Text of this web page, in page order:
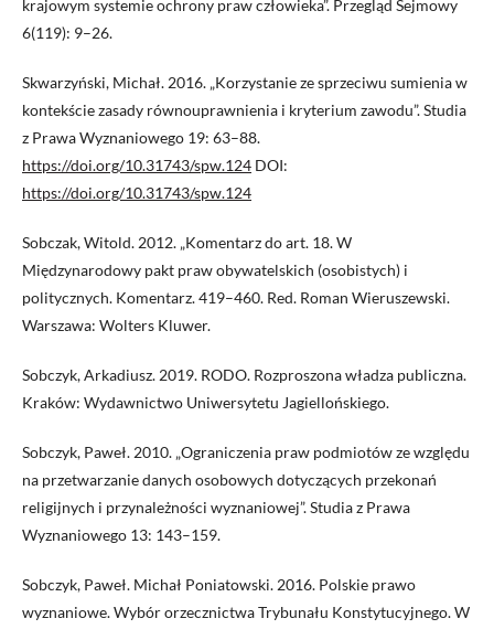
krajowym systemie ochrony praw człowieka”. Przegląd Sejmowy
6(119): 9–26.
Skwarzyński, Michał. 2016. „Korzystanie ze sprzeciwu sumienia w
kontekście zasady równouprawnienia i kryterium zawodu”. Studia
z Prawa Wyznaniowego 19: 63–88.
https://doi.org/10.31743/spw.124 DOI:
https://doi.org/10.31743/spw.124
Sobczak, Witold. 2012. „Komentarz do art. 18. W
Międzynarodowy pakt praw obywatelskich (osobistych) i
politycznych. Komentarz. 419–460. Red. Roman Wieruszewski.
Warszawa: Wolters Kluwer.
Sobczyk, Arkadiusz. 2019. RODO. Rozproszona władza publiczna.
Kraków: Wydawnictwo Uniwersytetu Jagiellońskiego.
Sobczyk, Paweł. 2010. „Ograniczenia praw podmiotów ze względu
na przetwarzanie danych osobowych dotyczących przekonań
religijnych i przynależności wyznaniowej”. Studia z Prawa
Wyznaniowego 13: 143–159.
Sobczyk, Paweł. Michał Poniatowski. 2016. Polskie prawo
wyznaniowe. Wybór orzecznictwa Trybunału Konstytucyjnego. W